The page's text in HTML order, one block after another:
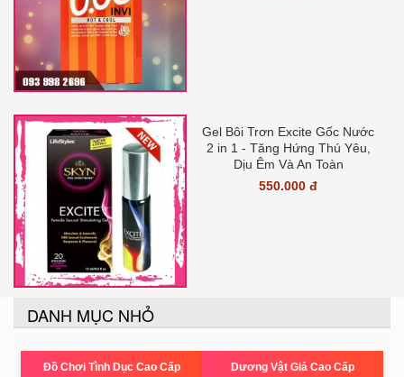
Gel Bôi Trơn Excite Gốc Nước
2 in 1 - Tăng Hứng Thú Yêu,
Dịu Êm Và An Toàn
550.000 đ
DANH MỤC NHỎ
Đồ Chơi Tình Dục Cao Cấp Dương Vật Giả Cao Cấp